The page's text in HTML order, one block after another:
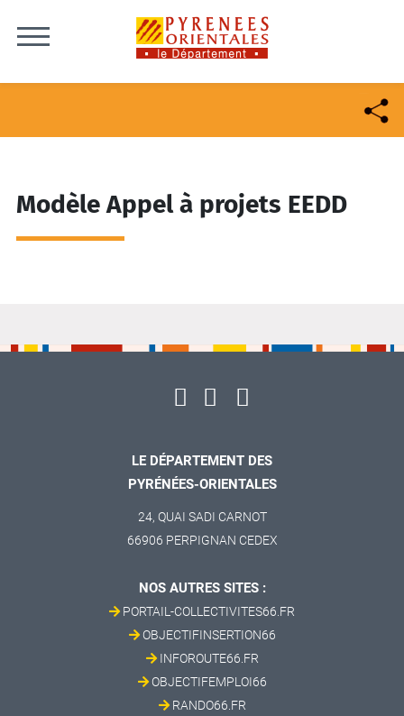
Modèle Appel à projets EEDD
LE DÉPARTEMENT DES
PYRÉNÉES-ORIENTALES
24, QUAI SADI CARNOT
66906 PERPIGNAN CEDEX
NOS AUTRES SITES :
PORTAIL-COLLECTIVITES66.FR
OBJECTIFINSERTION66
INFOROUTE66.FR
OBJECTIFEMPLOI66
RANDO66.FR